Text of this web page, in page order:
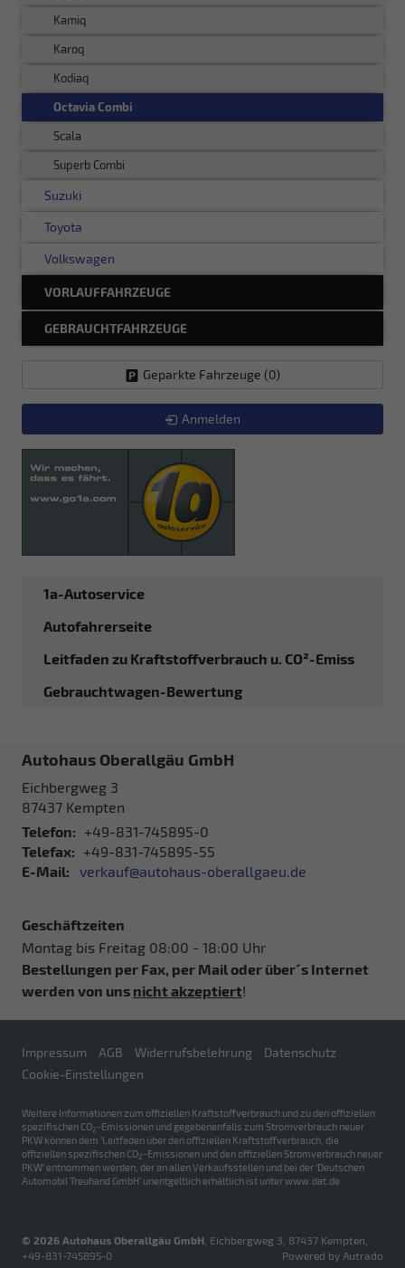
Kamiq
Karoq
Kodiaq
Octavia Combi
Scala
Superb Combi
Suzuki
Toyota
Volkswagen
VORLAUFFAHRZEUGE
GEBRAUCHTFAHRZEUGE
Geparkte Fahrzeuge (0)
Anmelden
1a-Autoservice
Autofahrerseite
Leitfaden zu Kraftstoffverbrauch u. CO²-Emiss
Gebrauchtwagen-Bewertung
Autohaus Oberallgäu GmbH
Eichbergweg 3
87437 Kempten
Telefon: +49-831-745895-0
Telefax: +49-831-745895-55
E-Mail:
verkauf@autohaus-oberallgaeu.de
Geschäftzeiten
Montag bis Freitag 08:00 - 18:00 Uhr
Bestellungen per Fax, per Mail oder über´s Internet
werden von uns nicht akzeptiert!
Impressum AGB Widerrufsbelehrung
Datenschutz
Cookie-Einstellungen
Weitere Informationen zum offiziellen Kraftstoffverbrauch und zu den offiziellen
spezifischen CO2 -Emissionen und gegebenenfalls zum Stromverbrauch neuer
PKW können dem 'Leitfaden über den offiziellen Kraftstoffverbrauch, die
offiziellen spezifischen CO2 -Emissionen und den offiziellen Stromverbrauch neuer
PKW' entnommen werden, der an allen Verkaufsstellen und bei der 'Deutschen
Automobil Treuhand GmbH' unentgeltlich erhältlich ist unter www.dat.de.
© 2026 Autohaus Oberallgäu GmbH Eichbergweg 3 87437 Kempten,
+49-831-745895-0
Powered by Autrado